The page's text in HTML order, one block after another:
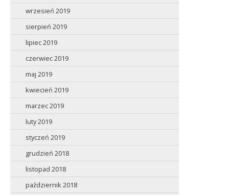
wrzesień 2019
sierpień 2019
lipiec 2019
czerwiec 2019
maj 2019
kwiecień 2019
marzec 2019
luty 2019
styczeń 2019
grudzień 2018
listopad 2018
październik 2018